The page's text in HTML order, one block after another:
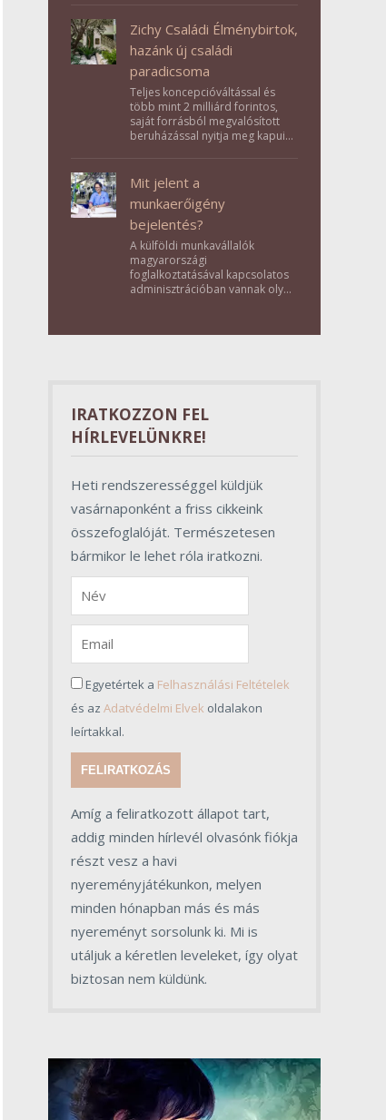
Zichy Családi Élménybirtok,
hazánk új családi
paradicsoma
Teljes koncepcióváltással és
több mint 2 milliárd forintos,
saját forrásból megvalósított
beruházással nyitja meg kapuit a
Élménybirtok a mai napon.
Mit jelent a
munkaerőigény
bejelentés?
A külföldi munkavállalók
magyarországi
foglalkoztatásával kapcsolatos
adminisztrációban vannak olyan
valójában azonban
IRATKOZZON FEL
HÍRLEVELÜNKRE!
Heti rendszerességgel küldjük
vasárnaponként a friss cikkeink
összefoglalóját. Természetesen
bármikor le lehet róla iratkozni.
Egyetértek a Felhasználási Feltételek
és az Adatvédelmi Elvek oldalakon
leírtakkal.
FELIRATKOZÁS
Amíg a feliratkozott állapot tart,
addig minden hírlevél olvasónk fiókja
részt vesz a havi
nyereményjátékunkon, melyen
minden hónapban más és más
nyereményt sorsolunk ki. Mi is
utáljuk a kéretlen leveleket, így olyat
biztosan nem küldünk.